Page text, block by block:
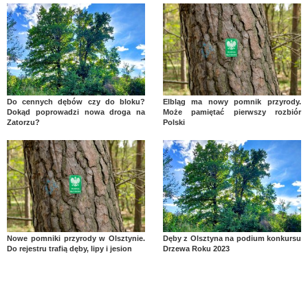
Do cennych dębów czy do bloku?
Dokąd poprowadzi nowa droga na
Zatorzu?
Elbląg ma nowy pomnik przyrody.
Może pamiętać pierwszy rozbiór
Polski
Nowe pomniki przyrody w Olsztynie.
Do rejestru trafią dęby, lipy i jesion
Dęby z Olsztyna na podium konkursu
Drzewa Roku 2023